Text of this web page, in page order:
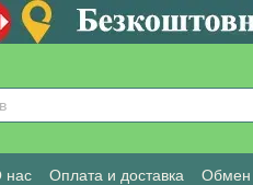
нас Оплата и доставка Обмен